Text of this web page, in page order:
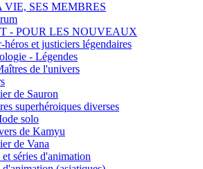
VIE, SES MEMBRES
- POUR LES NOUVEAUX
héros et justiciers légendaires
- Légendes
de l'univers
de Sauron
superhéroiques diverses
solo
de Kamyu
de Vana
séries d'animation